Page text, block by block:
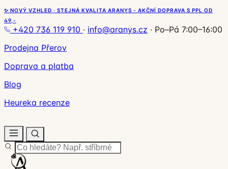
✨ NOVÝ VZHLED · STEJNÁ KVALITA ARANYS - AKČNÍ DOPRAVA S PPL OD
49,-
+420 736 119 910 · info@aranys.cz · Po–Pá 7:00–16:00
Prodejna Přerov
Doprava a platba
Blog
Heureka recenze